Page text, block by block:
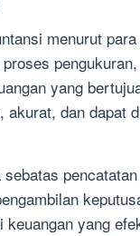
menurut
yang
akurat, dan dapat
yang